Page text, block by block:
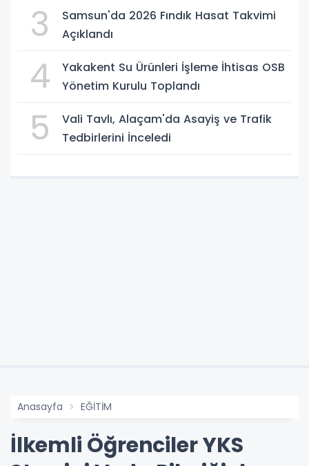
3
Samsun'da 2026 Fındık Hasat Takvimi
Açıklandı
4
Yakakent Su Ürünleri İşleme İhtisas OSB
Yönetim Kurulu Toplandı
5
Vali Tavlı, Alaçam'da Asayiş ve Trafik
Tedbirlerini İnceledi
Anasayfa EĞİTİM
İlkemli Öğrenciler YKS